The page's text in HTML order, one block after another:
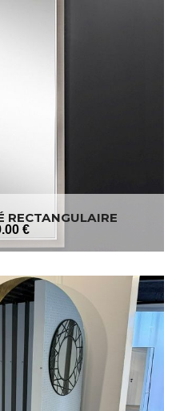
RECTANGULAIRE
.00 €